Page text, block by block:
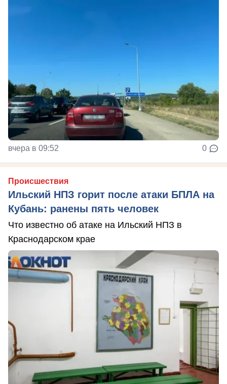
вчера в 09:52 0
Происшествия
Ильский НПЗ горит после атаки БПЛА на
Кубань: ранены пять человек
Что известно об атаке на Ильский НПЗ в
Краснодарском крае